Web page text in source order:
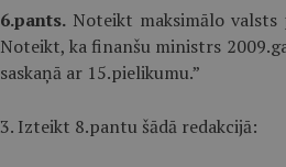
6.pants.Noteikt maksimālo valsts
Noteikt, ka finanšu ministrs
saskaņā ar 15.pielikumu.”
3. Izteikt 8.pantu šādā redakcijā: